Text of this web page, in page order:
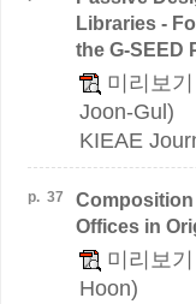
Libraries -
the G-SEED
미리보기
Joon-Gul)
KIEAE
p. 37
Offices in
미리보기
Hoon)